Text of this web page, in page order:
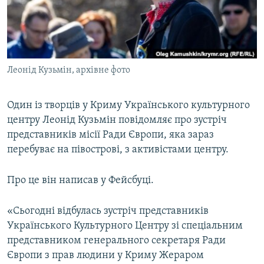
ВІДЕОУРОКИ «ELIFBE»
СВІДЧЕННЯ ОКУПАЦІЇ
УКРАЇНСЬКА ПРОБЛЕМА КРИМУ
ІНФОГРАФІКА
Русский
Qırımtatar
ДОЛУЧАЙСЯ!
Усі сайти RFE/RL
Леонід Кузьмін, архівне фото
Один із творців у Криму Українського культурного
центру Леонід Кузьмін повідомляє про зустріч
представників місії Ради Європи, яка зараз
перебуває на півострові, з активістами центру.
Про це він написав у Фейсбуці.
«Сьогодні відбулась зустріч представників
Українського Культурного Центру зі спеціальним
представником генерального секретаря Ради
Європи з прав людини у Криму Жераром